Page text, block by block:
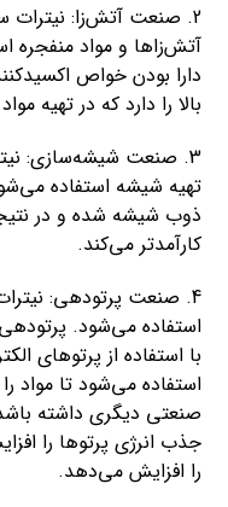
2. صنعت آتش‌زا: نیترات
آتش‌زاها و مواد منفجره
دارا بودن خواص
بالا را دارد که در تهیه
3. صنعت شیشه‌سازی:
تهیه شیشه استفاده
ذوب شیشه شده و در
کارآمدتر می‌کند.
4. صنعت پرتودهی:
استفاده می‌شود.
با استفاده از پرتوهای
استفاده می‌شود تا مواد
صنعتی دیگری داشته
جذب انرژی پرتوها را
را افزایش می‌دهد.